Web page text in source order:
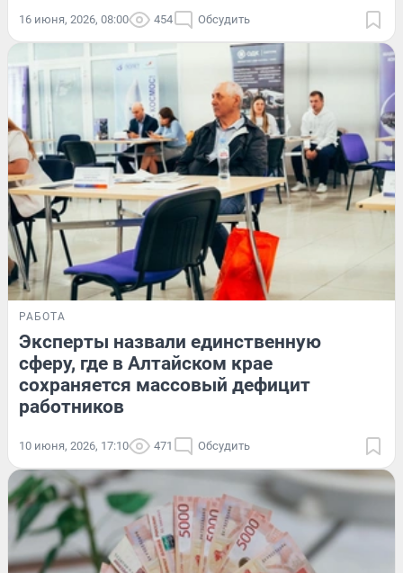
16 июня, 2026, 08:00 454 Обсудить
РАБОТА
Эксперты назвали единственную
сферу, где в Алтайском крае
сохраняется массовый дефицит
работников
10 июня, 2026, 17:10 471 Обсудить